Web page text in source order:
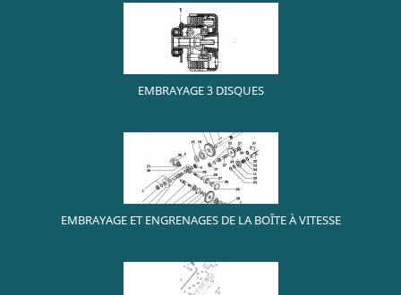
EMBRAYAGE 3 DISQUES
EMBRAYAGE ET ENGRENAGES DE LA BOÎTE À VITESSE